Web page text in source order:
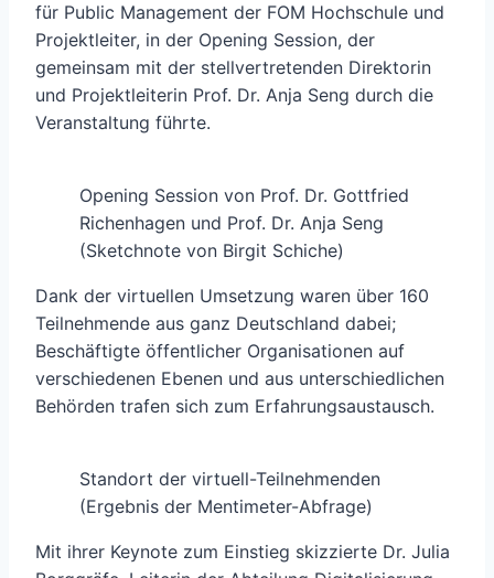
für Public Management der FOM Hochschule und
Projektleiter, in der Opening Session, der
gemeinsam mit der stellvertretenden Direktorin
und Projektleiterin Prof. Dr. Anja Seng durch die
Veranstaltung führte.
Opening Session von Prof. Dr. Gottfried
Richenhagen und Prof. Dr. Anja Seng
(Sketchnote von Birgit Schiche)
Dank der virtuellen Umsetzung waren über 160
Teilnehmende aus ganz Deutschland dabei;
Beschäftigte öffentlicher Organisationen auf
verschiedenen Ebenen und aus unterschiedlichen
Behörden trafen sich zum Erfahrungsaustausch.
Standort der virtuell-Teilnehmenden
(Ergebnis der Mentimeter-Abfrage)
Mit ihrer Keynote zum Einstieg skizzierte Dr. Julia